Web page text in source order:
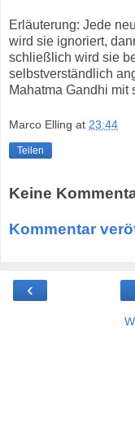
Erläuterung: Jede
wird sie ignoriert,
schließlich wird sie
selbstverständlich
Mahatma Gandhi mit
Marco Elling at 23:44
Teilen
Keine
Kommentar
‹